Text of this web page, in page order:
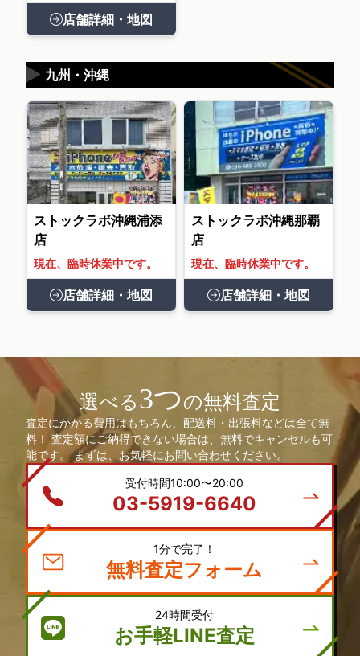
店舗詳細・地図
九州・沖縄
▶
ストックラボ沖縄浦添
店
現在、臨時休業中です。
店舗詳細・地図
ストックラボ沖縄那覇
店
現在、臨時休業中です。
店舗詳細・地図
選べる3つの無料査定
査定にかかる費用はもちろん、配送料・出張料などは全て無
料！ 査定額にご納得できない場合は、無料でキャンセルも可
能です。 まずは、お気軽にお問い合わせください。
受付時間10:00〜20:00
03-5919-6640
1分で完了！
無料査定フォーム
24時間受付
お手軽LINE査定